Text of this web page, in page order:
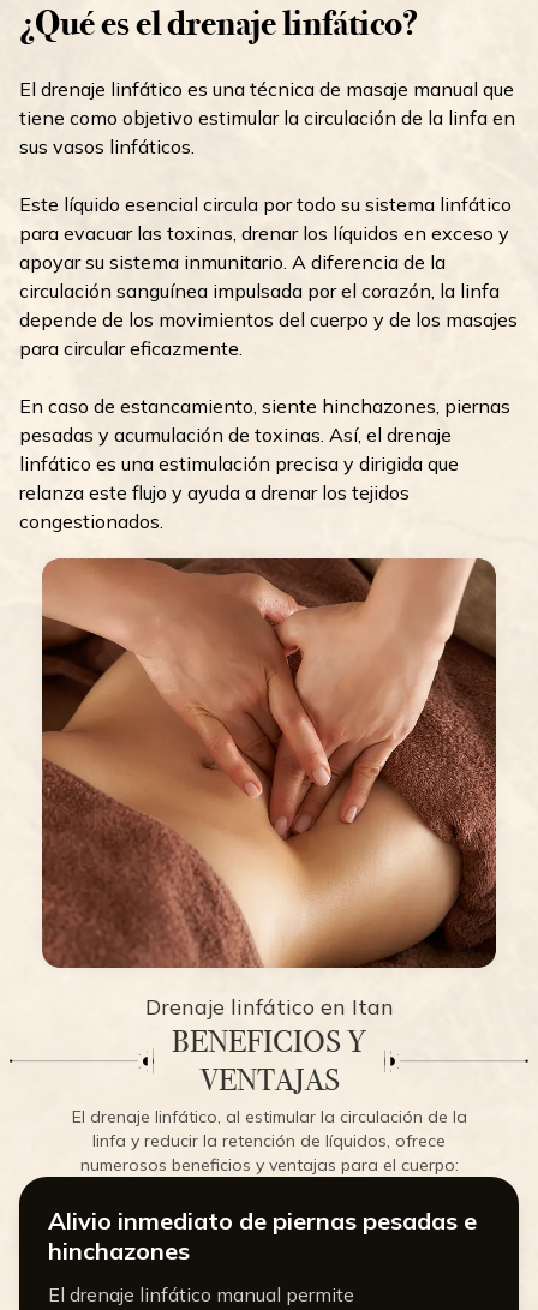
¿Qué es el drenaje linfático?
El drenaje linfático es una técnica de masaje manual que
tiene como objetivo estimular la circulación de la linfa en
sus vasos linfáticos.
Este líquido esencial circula por todo su sistema linfático
para evacuar las toxinas, drenar los líquidos en exceso y
apoyar su sistema inmunitario. A diferencia de la
circulación sanguínea impulsada por el corazón, la linfa
depende de los movimientos del cuerpo y de los masajes
para circular eficazmente.
En caso de estancamiento, siente hinchazones, piernas
pesadas y acumulación de toxinas. Así, el drenaje
linfático es una estimulación precisa y dirigida que
relanza este flujo y ayuda a drenar los tejidos
congestionados.
Drenaje linfático en Itan
BENEFICIOS Y
VENTAJAS
El drenaje linfático, al estimular la circulación de la
linfa y reducir la retención de líquidos, ofrece
numerosos beneficios y ventajas para el cuerpo:
Alivio inmediato de piernas pesadas e
hinchazones
El drenaje linfático manual permite